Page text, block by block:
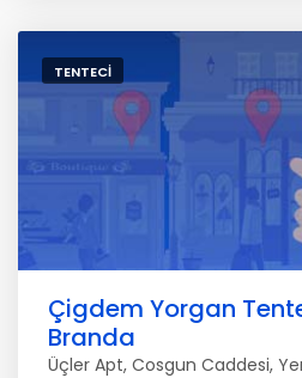
TENTECI
Çigdem Yorgan
Branda
Üçler Apt, Cosgun Caddesi,